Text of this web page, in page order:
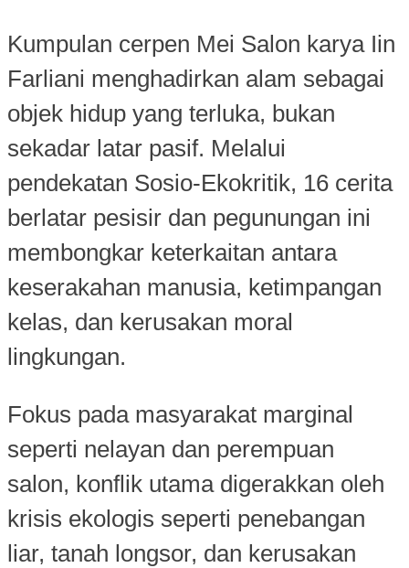
Kumpulan cerpen Mei Salon karya Iin
Farliani menghadirkan alam sebagai
objek hidup yang terluka, bukan
sekadar latar pasif. Melalui
pendekatan Sosio-Ekokritik, 16 cerita
berlatar pesisir dan pegunungan ini
membongkar keterkaitan antara
keserakahan manusia, ketimpangan
kelas, dan kerusakan moral
lingkungan.
Fokus pada masyarakat marginal
seperti nelayan dan perempuan
salon, konflik utama digerakkan oleh
krisis ekologis seperti penebangan
liar, tanah longsor, dan kerusakan